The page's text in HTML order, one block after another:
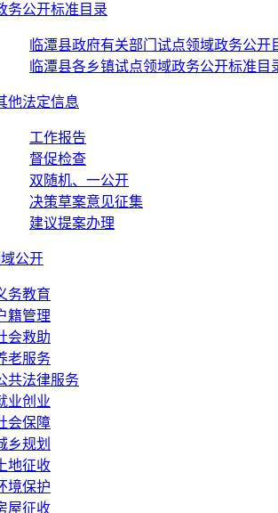
务公开标准目录
临潭县政府有关部门试点领域政务公开
临潭县各乡镇试点领域政务公开标准目
他法定信息
工作报告
督促检查
双随机、一公开
决策草案意见征集
建议提案办理
公开
务教育
籍管理
会救助
老服务
共法律服务
业创业
会保障
乡规划
地征收
境保护
屋征收